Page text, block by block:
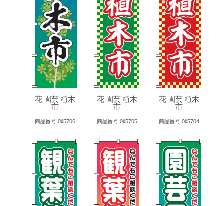
花 園芸 植木
市
商品番号:005706
花 園芸 植木
市
商品番号:005705
花 園芸 植木
市
商品番号:005704